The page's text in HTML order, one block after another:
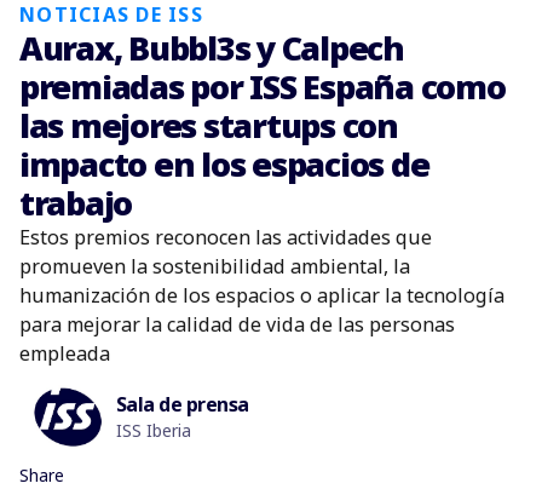
NOTICIAS DE ISS
Aurax, Bubbl3s y Calpech
premiadas por ISS España como
las mejores startups con
impacto en los espacios de
trabajo
Estos premios reconocen las actividades que
promueven la sostenibilidad ambiental, la
humanización de los espacios o aplicar la tecnología
para mejorar la calidad de vida de las personas
empleada
Sala de prensa
ISS Iberia
Share